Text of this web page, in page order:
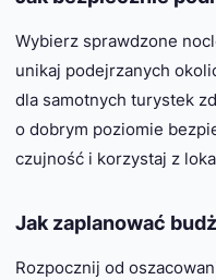
Wybierz sprawdzone
unikaj podejrzanych
dla samotnych turystek
o dobrym poziomie
czujność i korzystaj z
Jak zaplanować
Rozpocznij od